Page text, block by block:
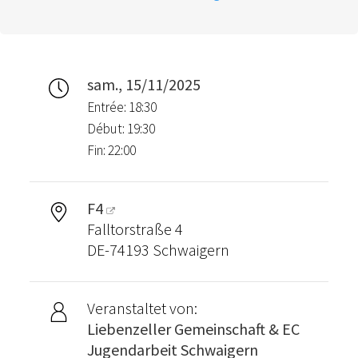
sam., 15/11/2025
Entrée: 18:30
Début: 19:30
Fin: 22:00
F4
Falltorstraße 4
DE-74193 Schwaigern
Veranstaltet von:
Liebenzeller Gemeinschaft & EC
Jugendarbeit Schwaigern